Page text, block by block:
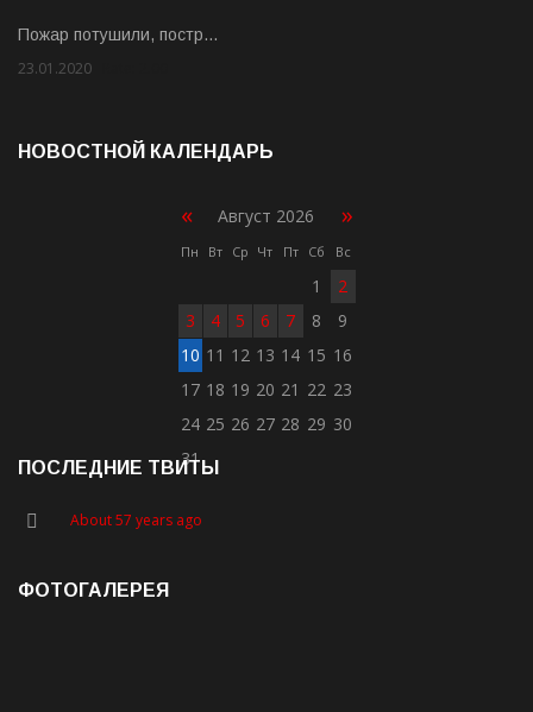
Пожар потушили, постр…
23.01.2020
НОВОСТНОЙ КАЛЕНДАРЬ
« Август 2026 »
Пн Вт Ср Чт Пт Сб Вс
1
2
3
4 5 6 7 8
9
10 11 12 13 14 15 16
17 18 19 20 21 22 23
24 25 26 27 28 29 30
31
ПОСЛЕДНИЕ ТВИТЫ
About 57 years ago
ФОТОГАЛЕРЕЯ